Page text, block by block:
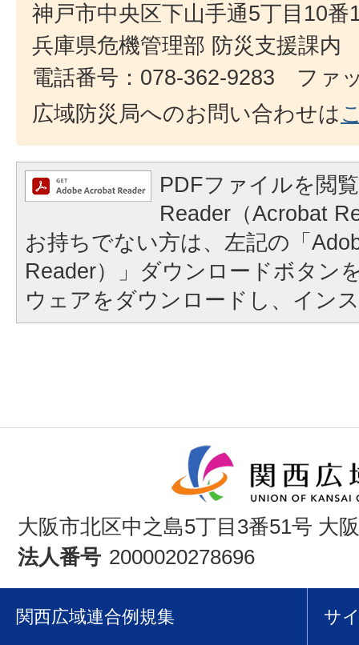
神戸市中央区下山手通5丁目10番
兵庫県危機管理部 防災支援課内
電話番号：078-362-9283 ファ
広域防災局へのお問い合わせは
PDFファイルを閲
Reader（Acrobat
お持ちでない方は、左記の「
Reader）」ダウンロードボタン
ウェアをダウンロードし、イン
大阪市北区中之島5丁目3番51号 大
法人番号 2000020278696
関西広域連合例規集 サ